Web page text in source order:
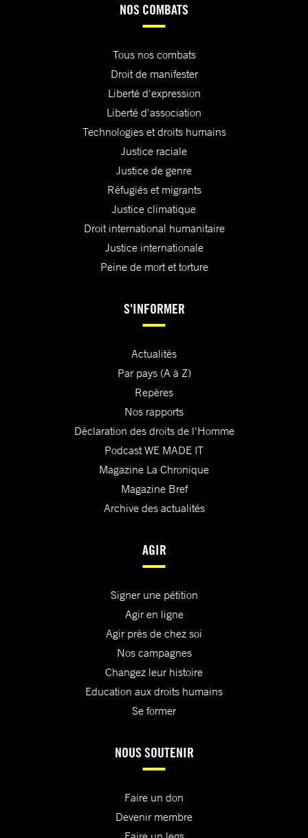
NOS COMBATS
Tous nos combats
Droit de manifester
Liberté d'expression
Liberté d'association
Technologies et droits humains
Justice raciale
Justice de genre
Réfugiés et migrants
Justice climatique
Droit international humanitaire
Justice internationale
Peine de mort et torture
S'INFORMER
Actualités
Par pays (A à Z)
Repères
Nos rapports
Déclaration des droits de l'Homme
Podcast WE MADE IT
Magazine La Chronique
Magazine Bref
Archive des actualités
AGIR
Signer une pétition
Agir en ligne
Agir près de chez soi
Nos campagnes
Changez leur histoire
Education aux droits humains
Se former
NOUS SOUTENIR
Faire un don
Devenir membre